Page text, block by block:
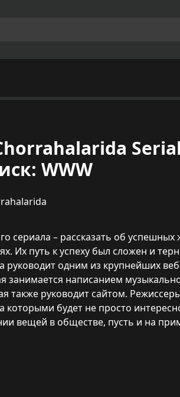
WWW
сериала – рассказать об
Их путь к успеху был сложен и
руководит одним из крупнейших
занимается написанием
также руководит сайтом.
которыми будет не просто
вещей в обществе, пусть и на